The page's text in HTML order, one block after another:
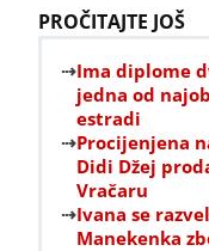
PROČITAJTE JOŠ
Ima diplome
jedna od
estradi
Procijenjena
Didi Džej
Vračaru
Ivana se
Manekenka